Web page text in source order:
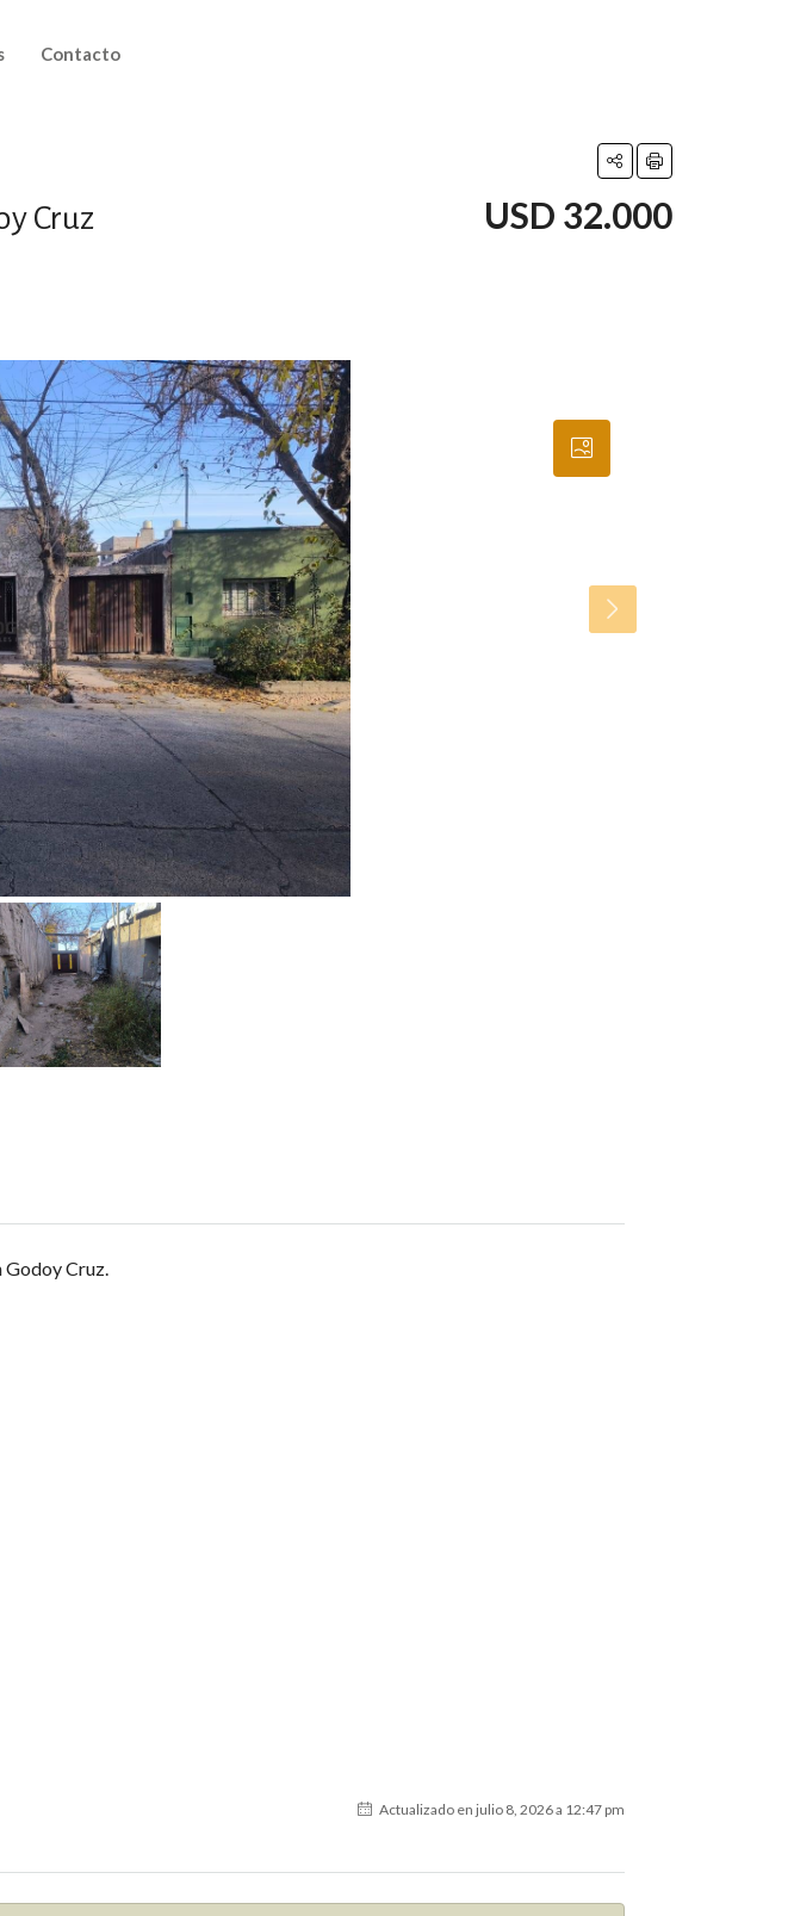
Contacto
Cruz USD 32.000
Godoy Cruz.
Actualizado en julio 8, 2026 a 12:47 pm